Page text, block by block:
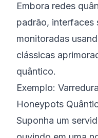
Embora redes
padrão, interfaces
monitoradas
clássicas
quântico.
Exemplo:
Honeypots
Suponha um